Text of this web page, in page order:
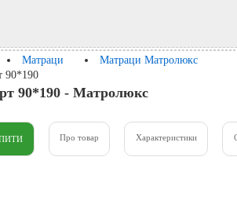
Матраци
Матраци Матролюкс
90*190
90*190 - Матролюкс
Про товар Характеристики